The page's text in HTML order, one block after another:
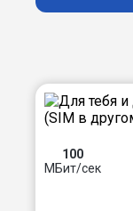
100
МБит/сек